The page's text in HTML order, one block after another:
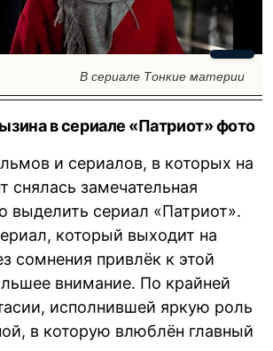
В сериале Тонкие материи
в сериале «Патриот» фото
и сериалов, в которых на
снялась замечательная
выделить сериал «Патриот».
который выходит на
сомнения привлёк к этой
внимание. По крайней
исполнившей яркую роль
в которую влюблён главный